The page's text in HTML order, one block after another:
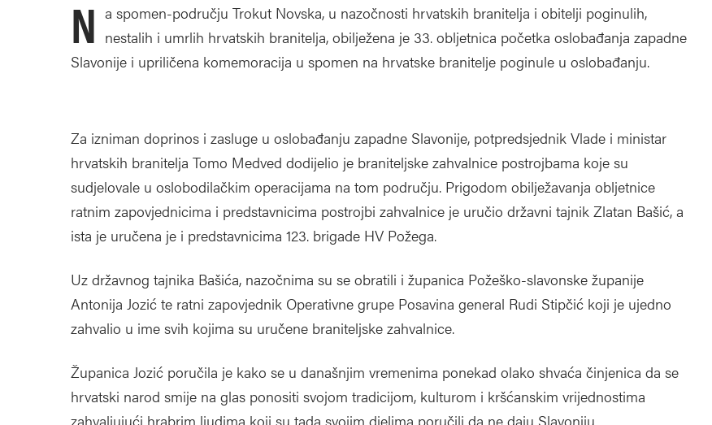
N a spomen-području Trokut Novska, u nazočnosti hrvatskih branitelja i obitelji poginulih,
nestalih i umrlih hrvatskih branitelja, obilježena je 33. obljetnica početka oslobađanja zapadne
Slavonije i upriličena komemoracija u spomen na hrvatske branitelje poginule u oslobađanju.
Za izniman doprinos i zasluge u oslobađanju zapadne Slavonije, potpredsjednik Vlade i ministar
hrvatskih branitelja Tomo Medved dodijelio je braniteljske zahvalnice postrojbama koje su
sudjelovale u oslobodilačkim operacijama na tom području. Prigodom obilježavanja obljetnice
ratnim zapovjednicima i predstavnicima postrojbi zahvalnice je uručio državni tajnik Zlatan Bašić, a
ista je uručena je i predstavnicima 123. brigade HV Požega.
Uz državnog tajnika Bašića, nazočnima su se obratili i županica Požeško-slavonske županije
Antonija Jozić te ratni zapovjednik Operativne grupe Posavina general Rudi Stipčić koji je ujedno
zahvalio u ime svih kojima su uručene braniteljske zahvalnice.
Županica Jozić poručila je kako se u današnjim vremenima ponekad olako shvaća činjenica da se
hrvatski narod smije na glas ponositi svojom tradicijom, kulturom i kršćanskim vrijednostima
zahvaljujući hrabrim ljudima koji su tada svojim djelima poručili da ne daju Slavoniju.